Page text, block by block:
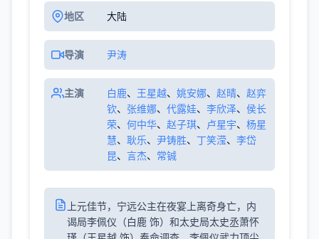
地区 大陆
导演 尹涛
主演 白鹿、 王星越、 姚安娜、 赵晴、 赵弈
钦、 张维娜、 代露娃、 李欣泽、 侯长
荣、 何中华、 赵子琪、 卢星宇、 杨星
慧、 耿乐、 尹铸胜、 丁笑滢、 李岱
昆、 言杰、 常铖
上元佳节，宁远公主在夜宴上离奇身亡，内
谒局李佩仪（白鹿 饰）和太史局太史丞萧怀